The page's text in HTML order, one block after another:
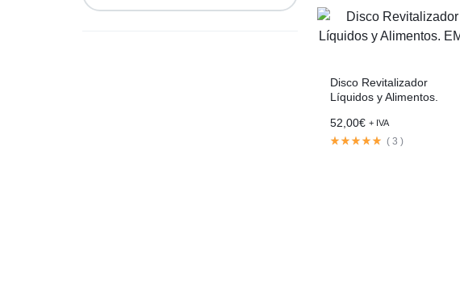
Disco Revitalizador
Líquidos y Alimentos.
52,00€ + IVA
(3 )